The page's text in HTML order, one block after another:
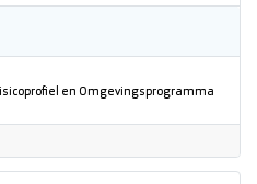
en Omgevingsprogramma